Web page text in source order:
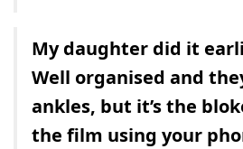
My daughter did it
Well organised and
ankles, but it’s the
the film using your